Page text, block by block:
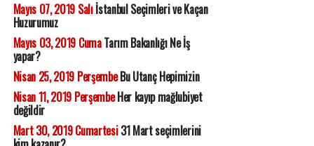
Mayıs 07, 2019 Salıİstanbul Seçimleri ve Kaçan
Huzurumuz
Mayıs 03, 2019 CumaTarım Bakanlığı Ne İş
yapar?
Nisan 25, 2019 PerşembeBu Utanç Hepimizin
Nisan 11, 2019 PerşembeHer kayıp mağlubiyet
değildir
Mart 30, 2019 Cumartesi31 Mart seçimlerini